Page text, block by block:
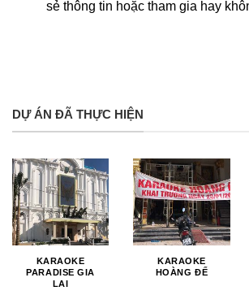
sẻ thông tin hoặc tham gia hay
DỰ ÁN ĐÃ THỰC HIỆN
KARAOKE
PARADISE GIA
LAI
KARAOKE
HOÀNG ĐẾ